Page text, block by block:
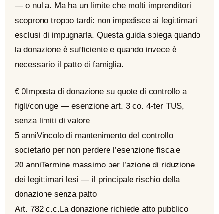
— o nulla. Ma ha un limite che molti imprenditori
scoprono troppo tardi: non impedisce ai legittimari
esclusi di impugnarla. Questa guida spiega quando
la donazione è sufficiente e quando invece è
necessario il patto di famiglia.
€ 0Imposta di donazione su quote di controllo a
figli/coniuge — esenzione art. 3 co. 4-ter TUS,
senza limiti di valore
5 anniVincolo di mantenimento del controllo
societario per non perdere l’esenzione fiscale
20 anniTermine massimo per l’azione di riduzione
dei legittimari lesi — il principale rischio della
donazione senza patto
Art. 782 c.c.La donazione richiede atto pubblico